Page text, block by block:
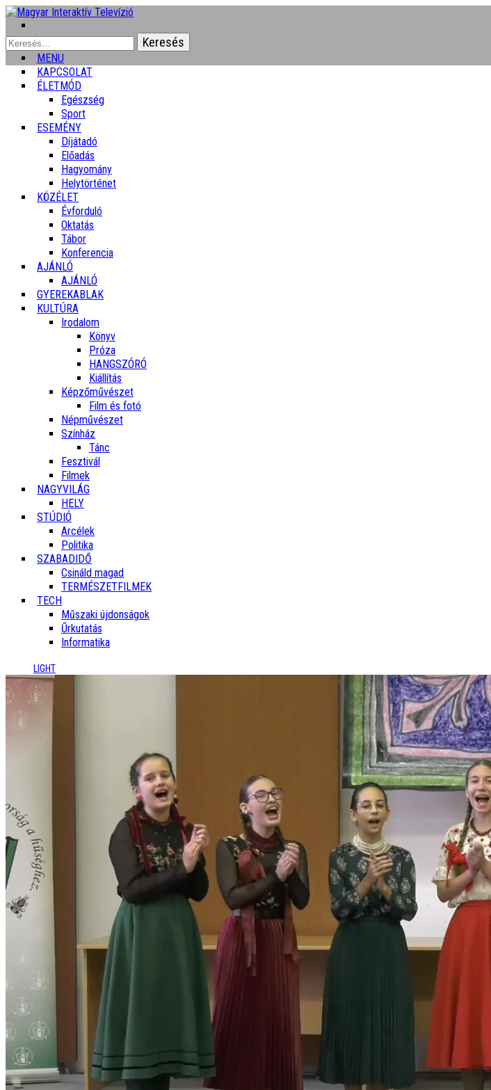
Keresés:
MENU
KAPCSOLAT
ÉLETMÓD
Egészség
Sport
ESEMÉNY
Díjátadó
Előadás
Hagyomány
Helytörténet
KÖZÉLET
Évforduló
Oktatás
Tábor
Konferencia
AJÁNLÓ
AJÁNLÓ
GYEREKABLAK
KULTÚRA
Irodalom
Könyv
Próza
HANGSZÓRÓ
Kiállítás
Képzőművészet
Film és fotó
Népművészet
Színház
Tánc
Fesztivál
Filmek
NAGYVILÁG
HELY
STÚDIÓ
Arcélek
Politika
SZABADIDŐ
Csináld magad
TERMÉSZETFILMEK
TECH
Műszaki újdonságok
Űrkutatás
Informatika
LIGHT